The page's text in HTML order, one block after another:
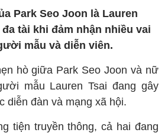
Park Seo Joon là Lauren
tài khi đảm nhận nhiều vai
mẫu và diễn viên.
hò giữa Park Seo Joon và nữ
mẫu Lauren Tsai đang gây
diễn đàn và mạng xã hội.
tiện truyền thông, cả hai đang